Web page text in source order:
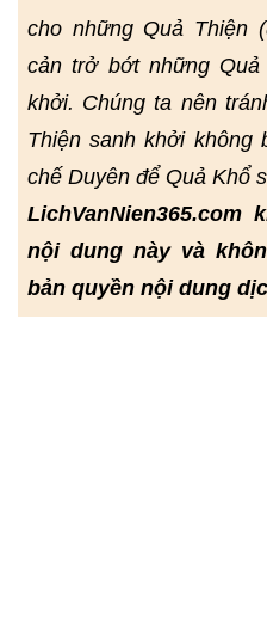
cho những Quả Thiện
cản trở bớt những
khởi. Chúng ta nên
Thiện sanh khởi không
chế Duyên để Quả Khổ
nội dung này và
bản quyền nội dung